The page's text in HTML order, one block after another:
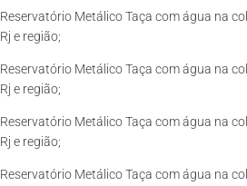
Reservatório Metálico Taça com água na
Rj e região;
Reservatório Metálico Taça com água na
Rj e região;
Reservatório Metálico Taça com água na
Rj e região;
Reservatório Metálico Taça com água na